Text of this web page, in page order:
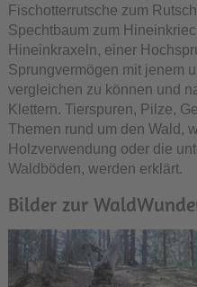
Fischotterrutsche zum
Spechtbaum zum
Hineinkraxeln, einer
Sprungvermögen mit jenem
vergleichen zu können und
Klettern. Tierspuren, Pilze,
Themen rund um den Wald,
Holzverwendung oder die
Waldböden, werden erklärt.
Bilder zur